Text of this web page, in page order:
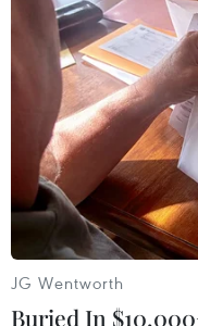
Dồn quân cho
tại Thành phố
18/08/2021 08:28
Việt Nam đang trải
là tại TP.HCM và
số F0 tử vong đang
gần đây con số này
JG Wentworth
Buried In